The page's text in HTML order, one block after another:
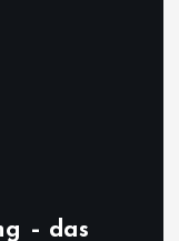
– das